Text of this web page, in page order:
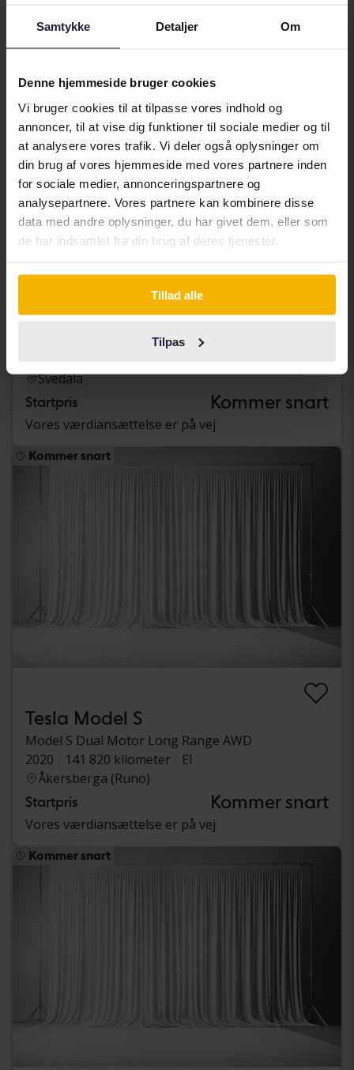
Samtykke Detaljer Om
Denne hjemmeside bruger cookies
Vi bruger cookies til at tilpasse vores indhold og
annoncer, til at vise dig funktioner til sociale medier og til
at analysere vores trafik. Vi deler også oplysninger om
din brug af vores hjemmeside med vores partnere inden
for sociale medier, annonceringspartnere og
analysepartnere. Vores partnere kan kombinere disse
data med andre oplysninger, du har givet dem, eller som
de har indsamlet fra din brug af deres tjenester.
Tillad alle
Tilpas
Vores værdiansættelse er på vej
Tesla Model S
Model S Dual Motor Long Range AWD
Svedala
Startpris Kommer snart
Vores værdiansættelse er på vej
Kommer snart
Tesla Model S
Model S Dual Motor Long Range AWD
2020
141 820 kilometer
El
Åkersberga (Runö)
Startpris Kommer snart
Vores værdiansættelse er på vej
Kommer snart